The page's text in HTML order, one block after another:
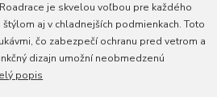
je skvelou voľbou pre každého
aj v chladnejších podmienkach. Toto
čo zabezpečí ochranu pred vetrom a
dizajn umožní neobmedzenú
popis